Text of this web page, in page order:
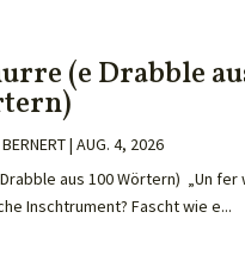
(e Drabble
| AUG. 4, 2026
aus 100 Wörtern) „Un fer
Inschtrument? Fascht wie e...